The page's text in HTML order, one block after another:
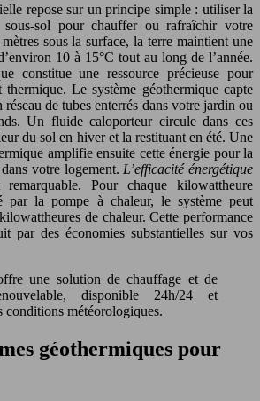
repose sur un principe simple : utiliser la
sous-sol pour chauffer ou rafraîchir votre
sous la surface, la terre maintient une
10 à 15°C tout au long de l’année.
constitue une ressource précieuse pour
Le système géothermique capte
de tubes enterrés dans votre jardin ou
Un fluide caloporteur circule dans ces
du sol en hiver et la restituant en été. Une
amplifie ensuite cette énergie pour la
votre logement. L’efficacité énergétique
Pour chaque kilowattheure
par la pompe à chaleur, le système peut
de chaleur. Cette performance
par des économies substantielles sur vos
disponible 24h/24 et
conditions météorologiques.
géothermiques pour